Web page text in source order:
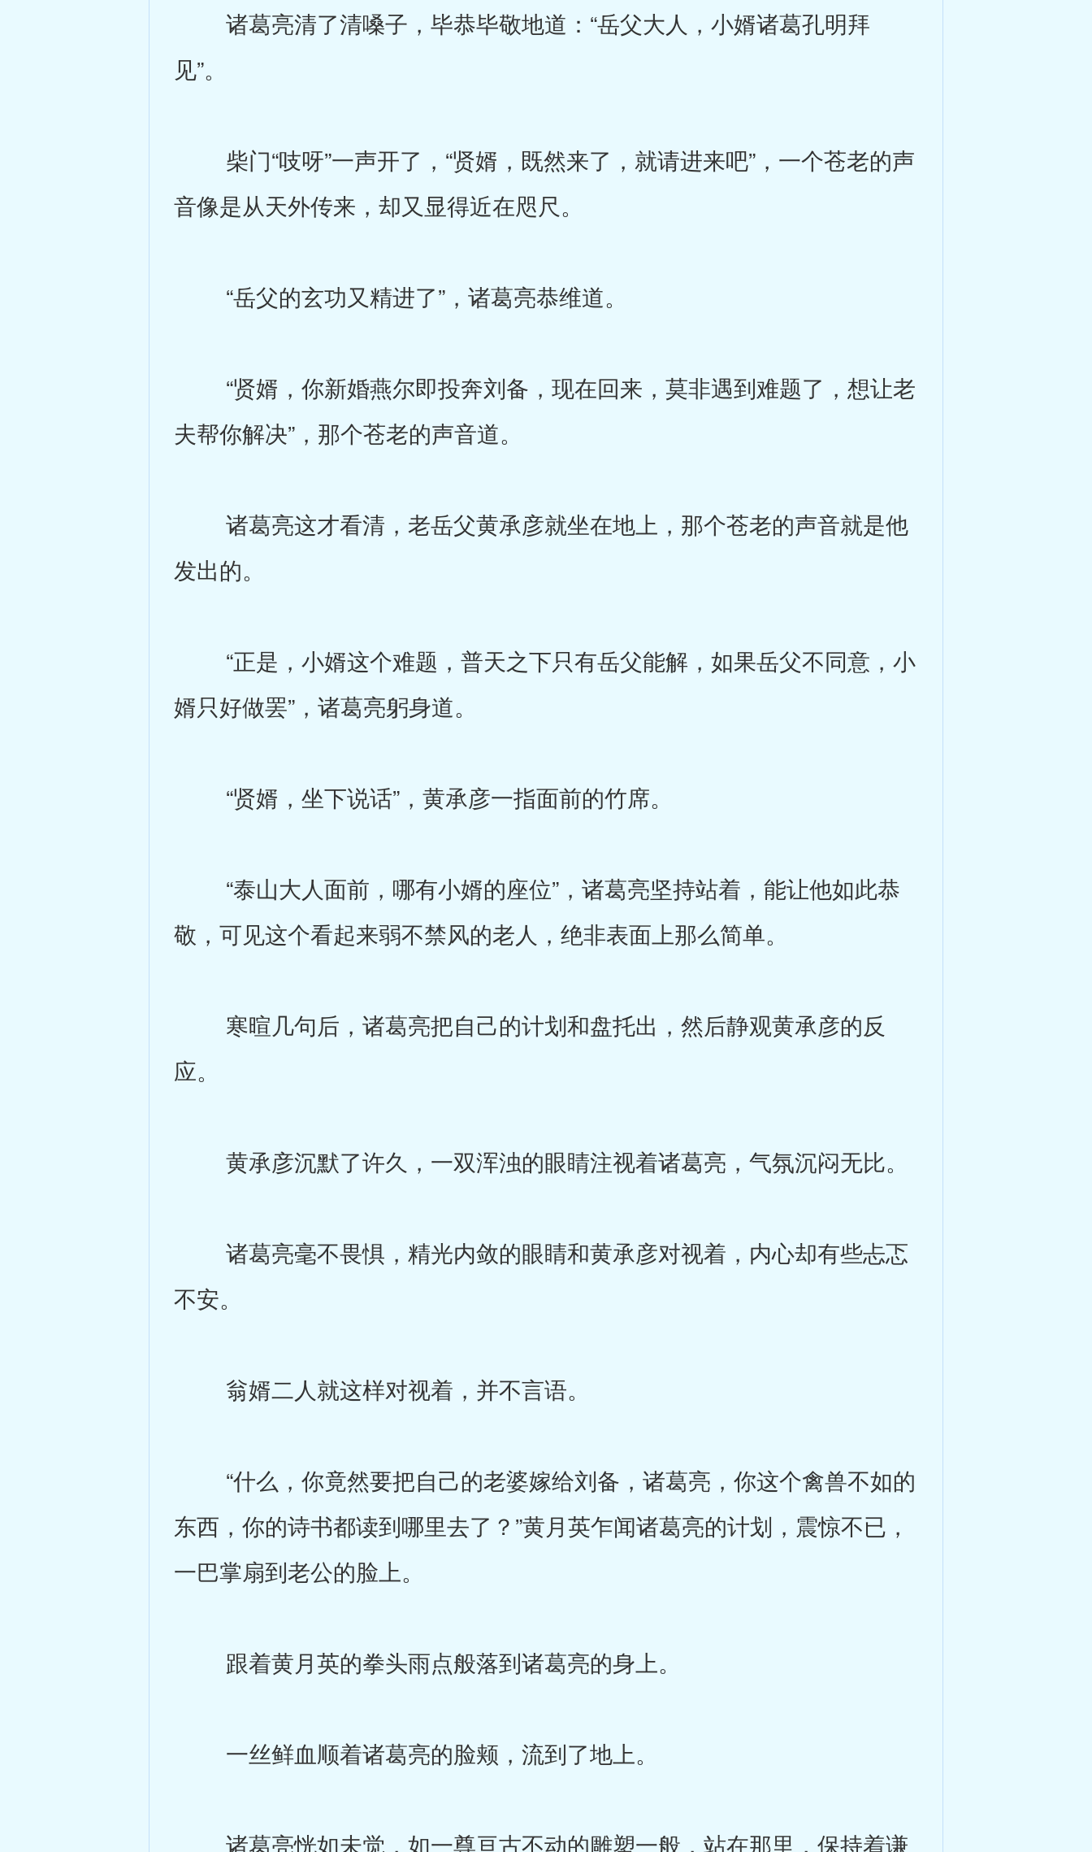
诸葛亮清了清嗓子，毕恭毕敬地道：“岳父大人，小婿诸葛孔明拜
见”。
柴门“吱呀”一声开了，“贤婿，既然来了，就请进来吧”，一个苍老的声
音像是从天外传来，却又显得近在咫尺。
“岳父的玄功又精进了”，诸葛亮恭维道。
“贤婿，你新婚燕尔即投奔刘备，现在回来，莫非遇到难题了，想让老
夫帮你解决”，那个苍老的声音道。
诸葛亮这才看清，老岳父黄承彦就坐在地上，那个苍老的声音就是他
发出的。
“正是，小婿这个难题，普天之下只有岳父能解，如果岳父不同意，小
婿只好做罢”，诸葛亮躬身道。
“贤婿，坐下说话”，黄承彦一指面前的竹席。
“泰山大人面前，哪有小婿的座位”，诸葛亮坚持站着，能让他如此恭
敬，可见这个看起来弱不禁风的老人，绝非表面上那么简单。
寒暄几句后，诸葛亮把自己的计划和盘托出，然后静观黄承彦的反
应。
黄承彦沉默了许久，一双浑浊的眼睛注视着诸葛亮，气氛沉闷无比。
诸葛亮毫不畏惧，精光内敛的眼睛和黄承彦对视着，内心却有些忐忑
不安。
翁婿二人就这样对视着，并不言语。
“什么，你竟然要把自己的老婆嫁给刘备，诸葛亮，你这个禽兽不如的
东西，你的诗书都读到哪里去了？”黄月英乍闻诸葛亮的计划，震惊不已，
一巴掌扇到老公的脸上。
跟着黄月英的拳头雨点般落到诸葛亮的身上。
一丝鲜血顺着诸葛亮的脸颊，流到了地上。
诸葛亮恍如未觉，如一尊亘古不动的雕塑一般，站在那里，保持着谦